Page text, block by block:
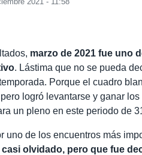
marzo de 2021 fue uno
. Lástima que no se pueda
Porque el cuadro
pero logró levantarse y ganar
un pleno en este periodo de
uno de los encuentros más
casi olvidado, pero que fue